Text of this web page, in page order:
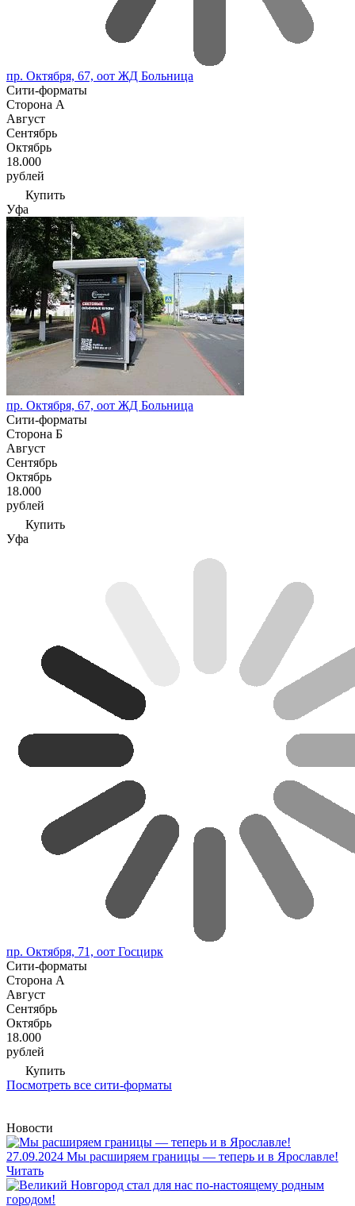
пр. Октября, 67, оот ЖД Больница
Сити-форматы
Сторона А
Август
Сентябрь
Октябрь
18.000
рублей
Купить
Уфа
пр. Октября, 67, оот ЖД Больница
Сити-форматы
Сторона Б
Август
Сентябрь
Октябрь
18.000
рублей
Купить
Уфа
пр. Октября, 71, оот Госцирк
Сити-форматы
Сторона А
Август
Сентябрь
Октябрь
18.000
рублей
Купить
Посмотреть все сити-форматы
Новости
27.09.2024 Мы расширяем границы — теперь и в Ярославле!
Читать